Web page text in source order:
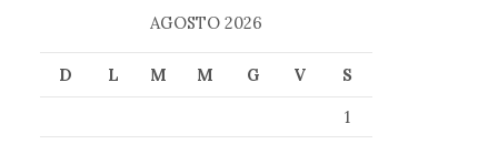
AGOSTO 2026
D L M M G V
S
1